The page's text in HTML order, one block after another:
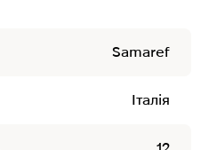
Samaref
Італія